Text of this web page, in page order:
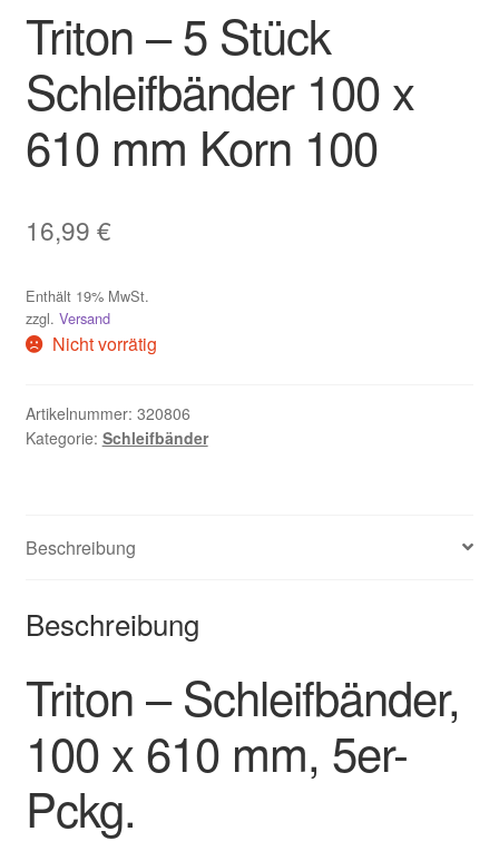
Über uns
Versand & Lieferung
Vertrag widerrufen
Warenkorb
Zahlungsweisen
Triton – 5 Stück
Schleifbänder 100 x
610 mm Korn 100
16,99 €
Enthält 19% MwSt.
zzgl. Versand
Nicht vorrätig
Artikelnummer: 320806
Kategorie: Schleifbänder
Beschreibung
Beschreibung
Triton – Schleifbänder,
100 x 610 mm, 5er-
Pckg.